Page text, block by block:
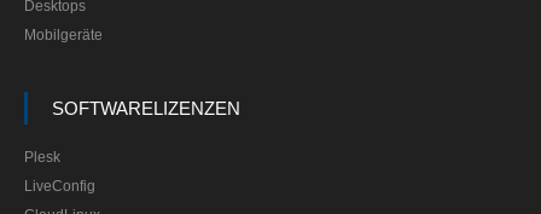
Desktops
Mobilgeräte
SOFTWARELIZENZEN
Plesk
LiveConfig